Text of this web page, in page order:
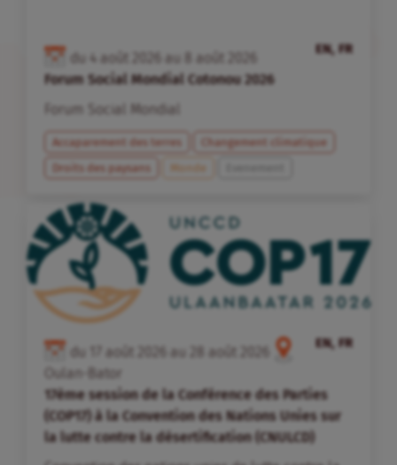
EN, FR
du 4 août au août
Forum Social Mondial Cotonou 2026
Forum Social Mondial
Accaparement des terres
Changement climatique
Droits des paysans
Monde
EN, FR
du août au août
Oulan-Bator
17ème session de la Conférence des Parties
(COP17) à la Convention des Nations Unies sur
la lutte contre la désertification (CNULCD)